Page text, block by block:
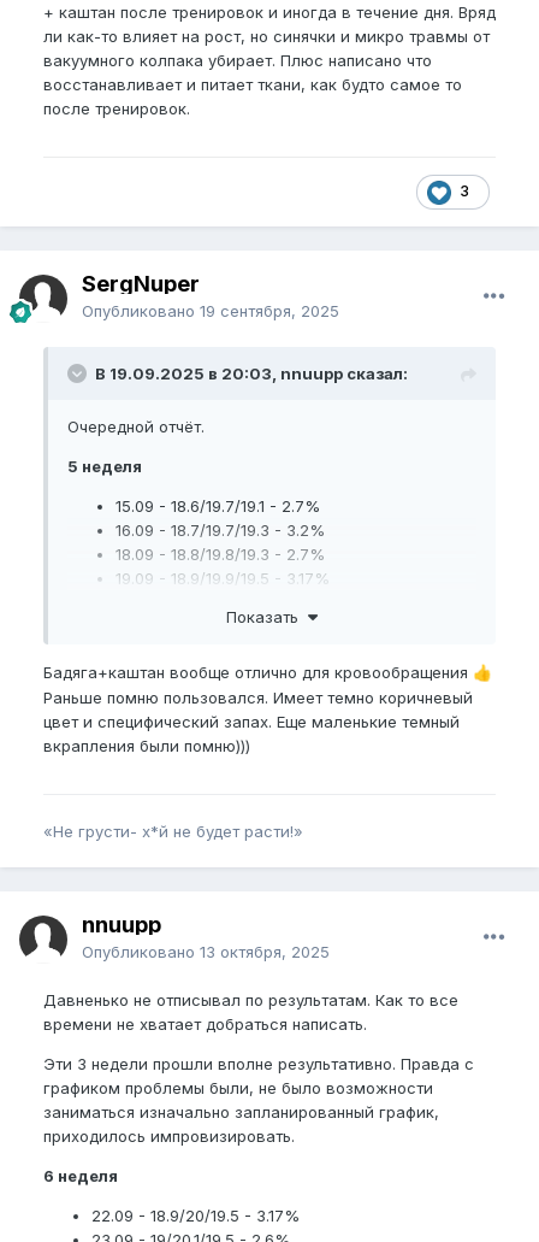
+ каштан после тренировок и иногда в течение дня. Вряд
ли как-то влияет на рост, но синячки и микро травмы от
вакуумного колпака убирает. Плюс написано что
восстанавливает и питает ткани, как будто самое то
после тренировок.
3
SergNuper
Опубликовано 19 сентября, 2025
В 19.09.2025 в 20:03, nnuupp сказал:
Очередной отчёт.
5 неделя
15.09 - 18.6/19.7/19.1 - 2.7%
16.09 - 18.7/19.7/19.3 - 3.2%
18.09 - 18.8/19.8/19.3 - 2.7%
19.09 - 18.9/19.9/19.5 - 3.17%
Все ровно. Небольшой рост наблюдается.
Из нового:чуть больше недели мажу ПЧ кремом
бадяга + каштан после тренировок и иногда в
течение дня. Вряд ли как-то влияет на рост, но
синячки и микро травмы от вакуумного колпака
тренировок.
Показать
Бадяга+каштан вообще отлично для кровообращения 👍
Раньше помню пользовался. Имеет темно коричневый
цвет и специфический запах. Еще маленькие темный
вкрапления были помню)))
«Не грусти- х*й не будет расти!»
nnuupp
Опубликовано 13 октября, 2025
Давненько не отписывал по результатам. Как то все
времени не хватает добраться написать.
Эти 3 недели прошли вполне результативно. Правда с
графиком проблемы были, не было возможности
заниматься изначально запланированный график,
приходилось импровизировать.
6 неделя
22.09 - 18.9/20/19.5 - 3.17%